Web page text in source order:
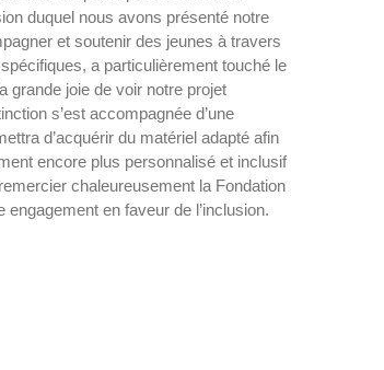
duquel nous avons présenté notre
et soutenir des jeunes à travers
a particulièrement touché le
grande joie de voir notre projet
s’est accompagnée d’une
d’acquérir du matériel adapté afin
encore plus personnalisé et inclusif
chaleureusement la Fondation
en faveur de l’inclusion.